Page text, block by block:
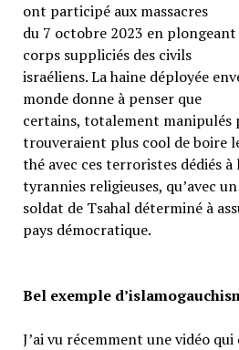
ont participé aux massacres
du 7 octobre 2023 en
corps suppliciés des civils
israéliens. La haine déployée
monde donne à penser que
certains, totalement manipulés
trouveraient plus cool de boire
thé avec ces terroristes dédiés à
tyrannies religieuses, qu’avec un
soldat de Tsahal déterminé à
pays démocratique.
Bel exemple
J’ai vu récemment une vidéo